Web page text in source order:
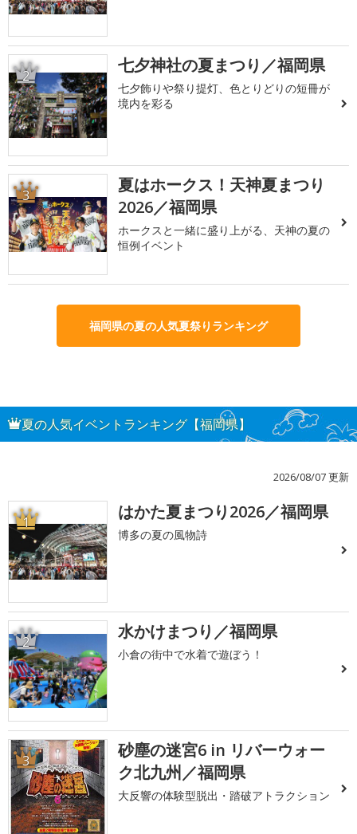
2 七夕神社の夏まつり／福岡県
七夕飾りや祭り提灯、色とりどりの短冊が
境内を彩る
3
夏はホークス！天神夏まつり
2026／福岡県
ホークスと一緒に盛り上がる、天神の夏の
恒例イベント
福岡県の夏の人気夏祭りランキング
夏の人気イベントランキング【福岡県】
2026/08/07 更新
1 はかた夏まつり2026／福岡県
博多の夏の風物詩
2 水かけまつり／福岡県
小倉の街中で水着で遊ぼう！
3
砂塵の迷宮6 in リバーウォー
ク北九州／福岡県
大反響の体験型脱出・踏破アトラクション